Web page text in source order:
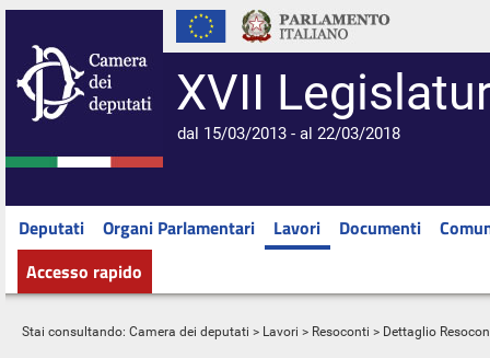
XVII
dal 15/03/2013 - al 22/03/2018
Deputati Organi Parlamentari Lavori Documenti
Accesso rapido
Stai consultando: Camera dei deputati > Lavori > Resoconti > Dettaglio